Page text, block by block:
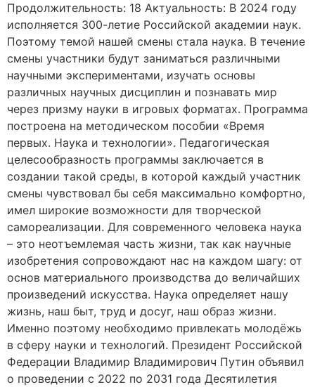
Продолжительность: 18 Актуальность: В 2024 году
исполняется 300-летие Российской академии наук.
Поэтому темой нашей смены стала наука. В течение
смены участники будут заниматься различными
научными экспериментами, изучать основы
различных научных дисциплин и познавать мир
через призму науки в игровых форматах. Программа
построена на методическом пособии «Время
первых. Наука и технологии». Педагогическая
целесообразность программы заключается в
создании такой среды, в которой каждый участник
смены чувствовал бы себя максимально комфортно,
имел широкие возможности для творческой
самореализации. Для современного человека наука
– это неотъемлемая часть жизни, так как научные
изобретения сопровождают нас на каждом шагу: от
основ материального производства до величайших
произведений искусства. Наука определяет нашу
жизнь, наш быт, труд и досуг, наш образ жизни.
Именно поэтому необходимо привлекать молодёжь
в сферу науки и технологий. Президент Российской
Федерации Владимир Владимирович Путин объявил
о проведении с 2022 по 2031 года Десятилетия